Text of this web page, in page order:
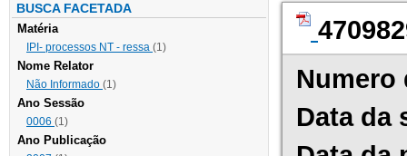
BUSCA FACETADA
Matéria
IPI- processos NT - ressa (1)
Nome Relator
Não Informado (1)
Ano Sessão
0006 (1)
Ano Publicação
Numero
Data da